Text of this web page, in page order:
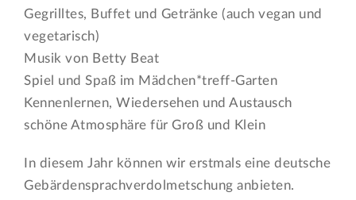
Gegrilltes, Buffet und Getränke (auch vegan und
vegetarisch)
Musik von Betty Beat
Spiel und Spaß im Mädchen*treff-Garten
Kennenlernen, Wiedersehen und Austausch
schöne Atmosphäre für Groß und Klein
In diesem Jahr können wir erstmals eine deutsche
Gebärdensprachverdolmetschung anbieten.